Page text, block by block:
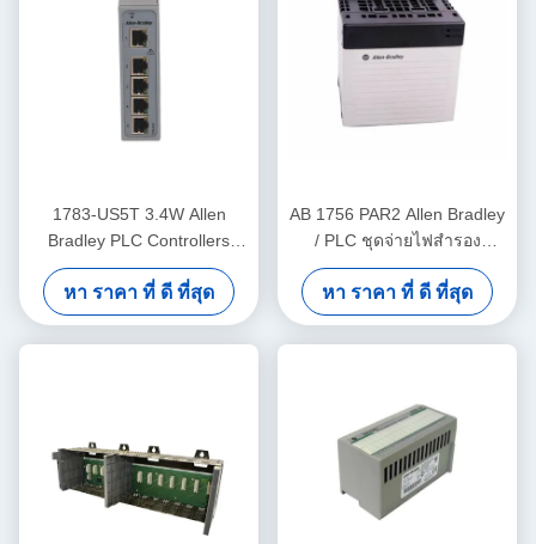
1783-US5T 3.4W Allen
Bradley PLC Controllers
Industrial Ethernet Switch
สายสลับทองแดง 5 สาย
หา ราคา ที่ ดี ที่สุด
AB 1756 PAR2 Allen Bradley
/ PLC ชุดจ่ายไฟสำรอง
ControlLogix
หา ราคา ที่ ดี ที่สุด